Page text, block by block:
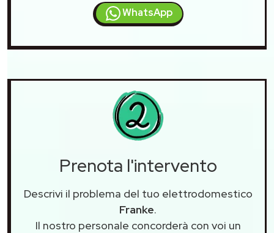
WhatsApp
Prenota l'intervento
Descrivi il problema del tuo elettrodomestico
Franke.
Il nostro personale concorderà con voi un